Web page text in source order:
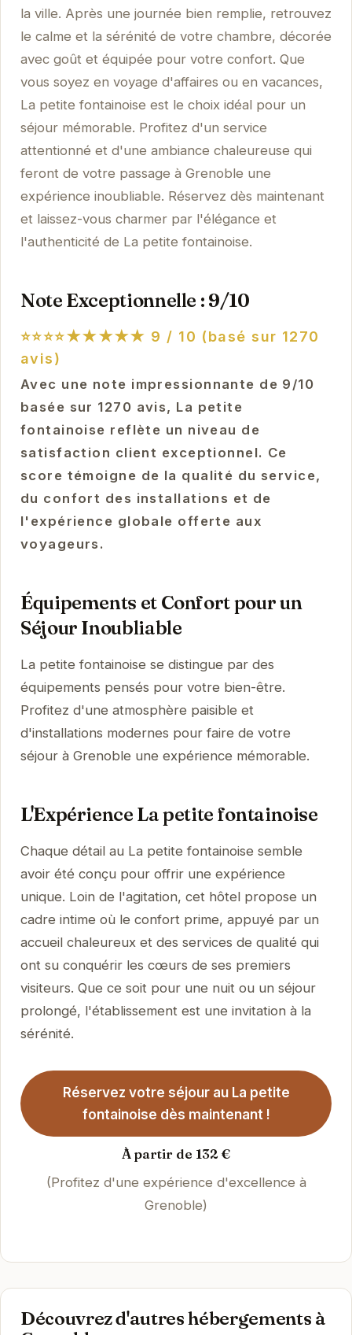
la ville. Après une journée bien remplie, retrouvez
le calme et la sérénité de votre chambre, décorée
avec goût et équipée pour votre confort. Que
vous soyez en voyage d'affaires ou en vacances,
La petite fontainoise est le choix idéal pour un
séjour mémorable. Profitez d'un service
attentionné et d'une ambiance chaleureuse qui
feront de votre passage à Grenoble une
expérience inoubliable. Réservez dès maintenant
et laissez-vous charmer par l'élégance et
l'authenticité de La petite fontainoise.
Note Exceptionnelle : 9/10
⭐⭐⭐⭐★★★★★ 9 / 10 (basé sur 1270
avis)
Avec une note impressionnante de 9/10
basée sur 1270 avis, La petite
fontainoise reflète un niveau de
satisfaction client exceptionnel. Ce
score témoigne de la qualité du service,
du confort des installations et de
l'expérience globale offerte aux
voyageurs.
Équipements et Confort pour un
Séjour Inoubliable
La petite fontainoise se distingue par des
équipements pensés pour votre bien-être.
Profitez d'une atmosphère paisible et
d'installations modernes pour faire de votre
séjour à Grenoble une expérience mémorable.
L'Expérience La petite fontainoise
Chaque détail au La petite fontainoise semble
avoir été conçu pour offrir une expérience
unique. Loin de l'agitation, cet hôtel propose un
cadre intime où le confort prime, appuyé par un
accueil chaleureux et des services de qualité qui
ont su conquérir les cœurs de ses premiers
visiteurs. Que ce soit pour une nuit ou un séjour
prolongé, l'établissement est une invitation à la
sérénité.
Réservez votre séjour au La petite
fontainoise dès maintenant !
À partir de 132 €
(Profitez d'une expérience d'excellence à
Grenoble)
Découvrez d'autres hébergements à